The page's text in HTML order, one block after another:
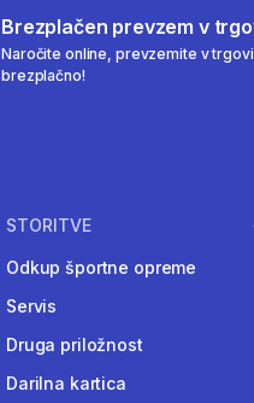
Brezplačen prevzem v
Naročite online, prevzemite v
brezplačno!
STORITVE
Odkup športne opreme
Servis
Druga priložnost
Darilna kartica